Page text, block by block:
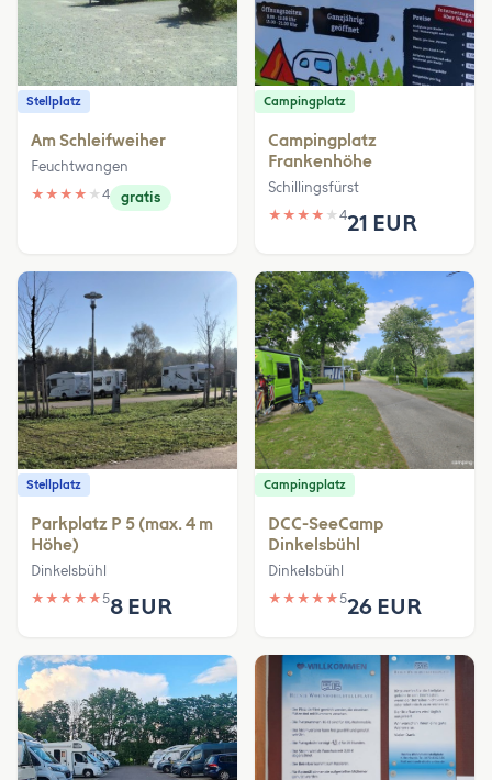
Stellplatz
Am Schleifweiher
Feuchtwangen
★ ★ ★ ★ ★ 4 gratis
Campingplatz
Campingplatz
Frankenhöhe
Schillingsfürst
★ ★ ★ ★ ★ 421 EUR
Stellplatz
Parkplatz P 5 (max. 4 m
Höhe)
Dinkelsbühl
★ ★ ★ ★ ★58 EUR
Campingplatz
DCC-SeeCamp
Dinkelsbühl
Dinkelsbühl
★ ★ ★ ★ ★526 EUR